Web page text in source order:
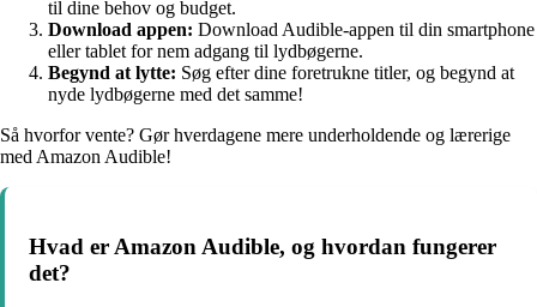
til dine behov og budget.
Download appen: Download Audible-appen til din smartphone
eller tablet for nem adgang til lydbøgerne.
Begynd at lytte: Søg efter dine foretrukne titler, og begynd at
nyde lydbøgerne med det samme!
Så hvorfor vente? Gør hverdagene mere underholdende og lærerige
med Amazon Audible!
Hvad er Amazon Audible, og hvordan fungerer
det?